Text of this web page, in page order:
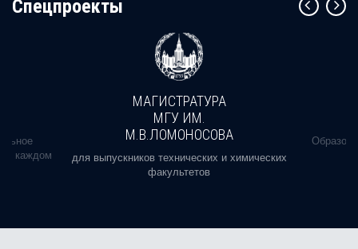
Cпецпроекты
в каждом
МАГИСТРАТУРА
МГУ ИМ.
М.В.ЛОМОНОСОВА
для выпускников технических и химических
факультетов